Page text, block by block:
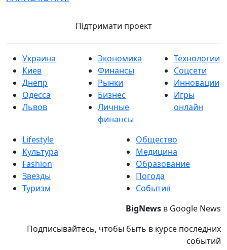
Підтримати проект
Украина
Киев
Днепр
Одесса
Львов
Экономика
Финансы
Рынки
Бизнес
Личные
финансы
Технологии
Соцсети
Инновации
Игры
онлайн
Lifestyle
Культура
Fashion
Звезды
Туризм
Общество
Медицина
Образование
Погода
События
BigNews в Google News
Подписывайтесь, чтобы быть в курсе последних
событий